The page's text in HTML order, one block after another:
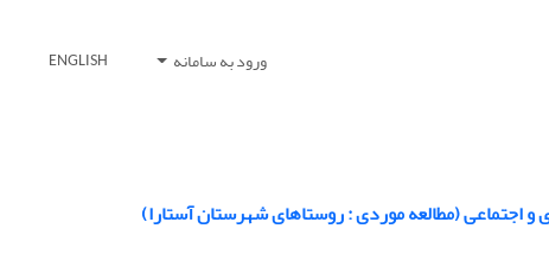
ورود به سامانه ENGLISH
اجتماعی (مطالعه موردی : روستاهای شهرستان آستارا)